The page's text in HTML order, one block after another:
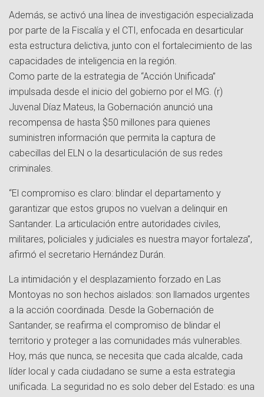
Además, se activó una línea de investigación especializada
por parte de la Fiscalía y el CTI, enfocada en desarticular
esta estructura delictiva, junto con el fortalecimiento de las
capacidades de inteligencia en la región.
Como parte de la estrategia de “Acción Unificada”
impulsada desde el inicio del gobierno por el MG. (r)
Juvenal Díaz Mateus, la Gobernación anunció una
recompensa de hasta $50 millones para quienes
suministren información que permita la captura de
cabecillas del ELN o la desarticulación de sus redes
criminales.
“El compromiso es claro: blindar el departamento y
garantizar que estos grupos no vuelvan a delinquir en
Santander. La articulación entre autoridades civiles,
militares, policiales y judiciales es nuestra mayor fortaleza”,
afirmó el secretario Hernández Durán.
La intimidación y el desplazamiento forzado en Las
Montoyas no son hechos aislados: son llamados urgentes
a la acción coordinada. Desde la Gobernación de
Santander, se reafirma el compromiso de blindar el
territorio y proteger a las comunidades más vulnerables.
Hoy, más que nunca, se necesita que cada alcalde, cada
líder local y cada ciudadano se sume a esta estrategia
unificada. La seguridad no es solo deber del Estado: es una